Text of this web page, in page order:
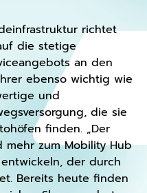
richtet
die stetige
an den
ebenso wichtig wie
und
die sie
finden. „Der
zum Mobility Hub
der durch
Bereits heute finden